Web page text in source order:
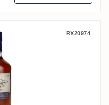
(Double Aged Rum)
RX20974